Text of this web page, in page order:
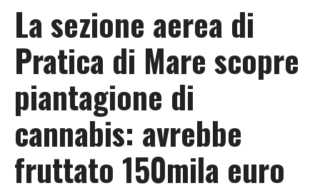
La sezione aerea di
Pratica di Mare scopre
piantagione di
cannabis: avrebbe
fruttato 150mila euro